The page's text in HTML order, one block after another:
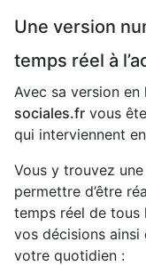
Une version
temps réel à
Avec sa version
sociales.fr vous
qui interviennent
Vous y trouvez
permettre d’être
temps réel de
vos décisions
votre quotidien :